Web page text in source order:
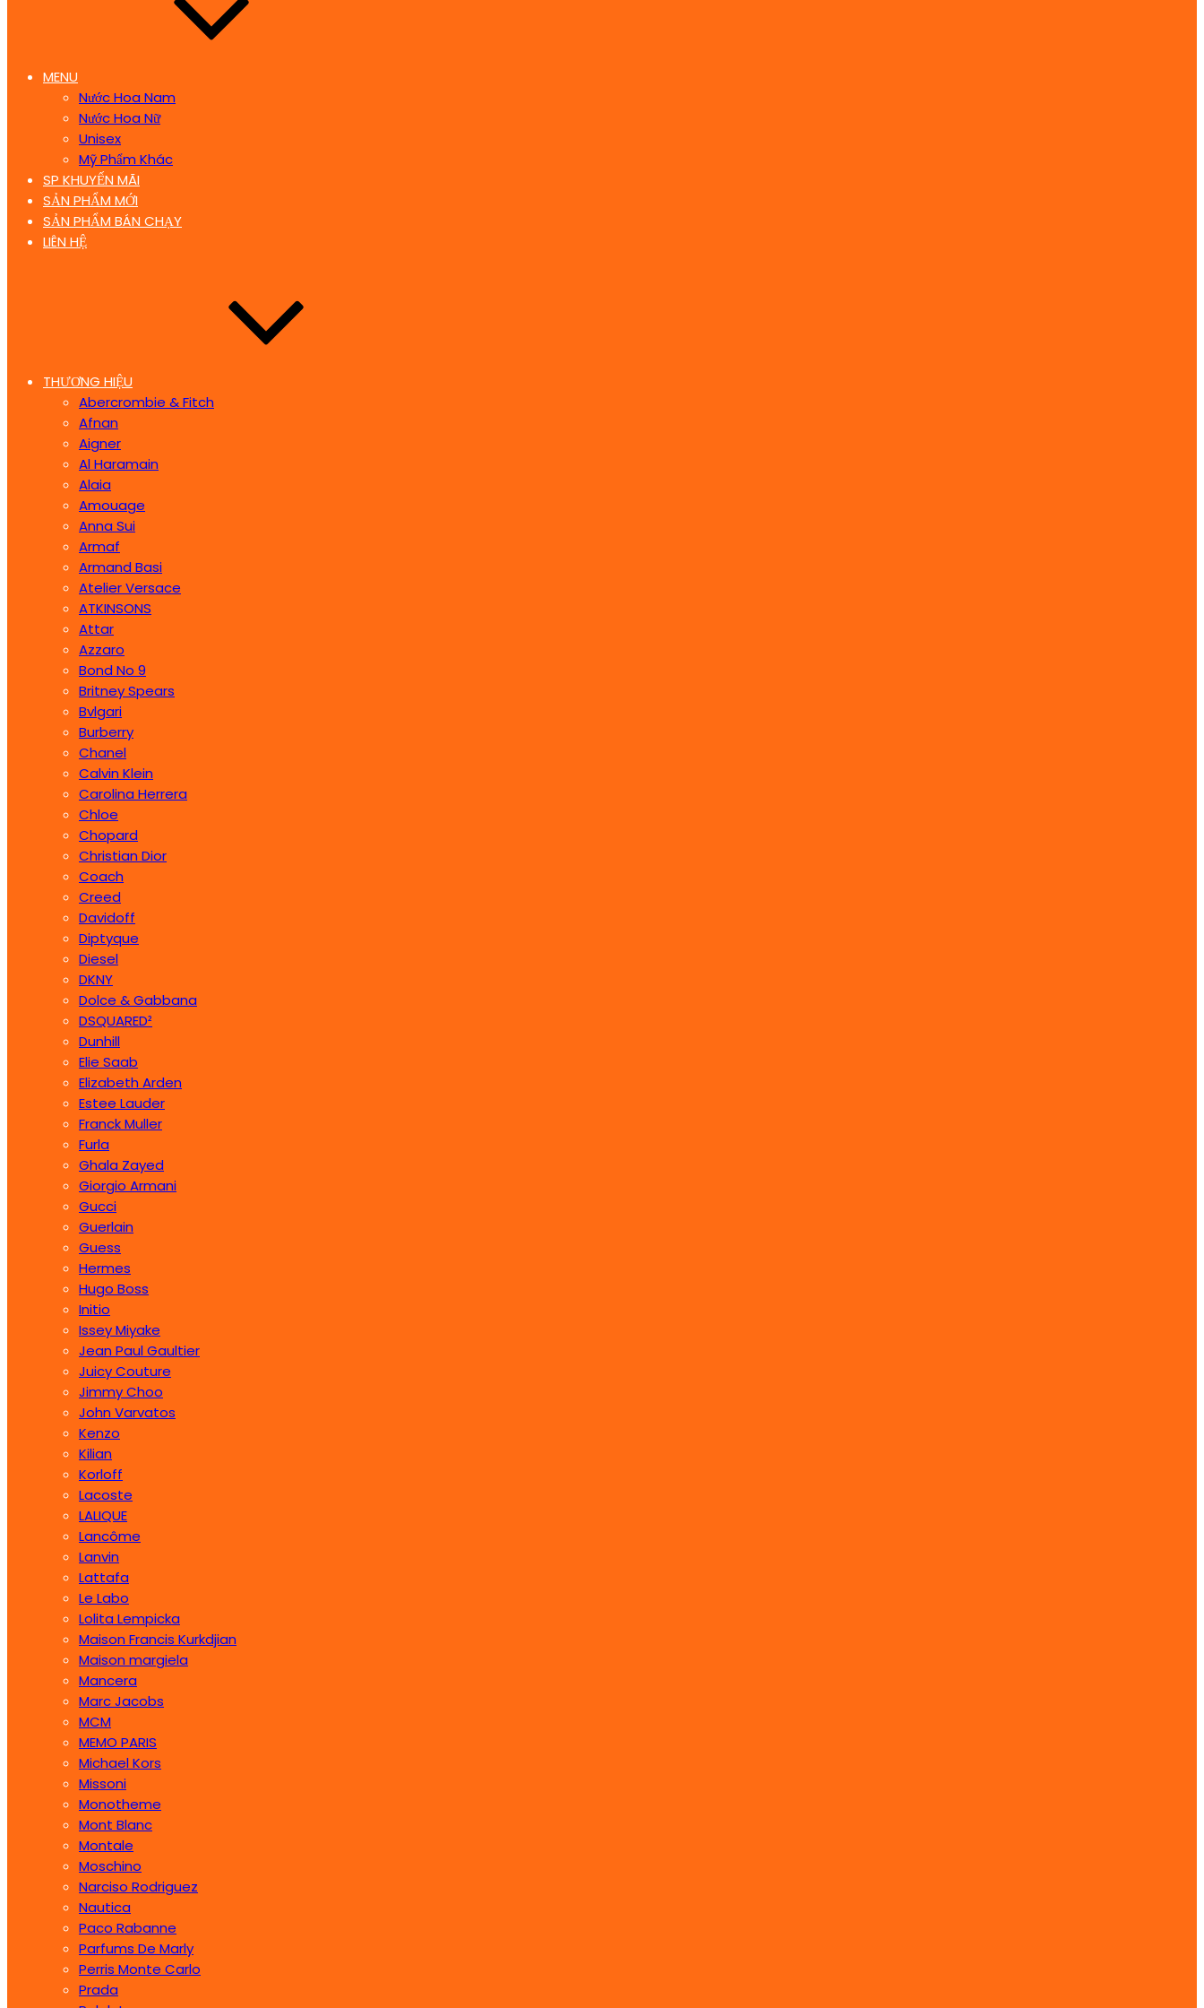
MENU
Nước Hoa Nam
Nước Hoa Nữ
Unisex
Mỹ Phẩm Khác
SP KHUYẾN MÃI
SẢN PHẨM MỚI
SẢN PHẨM BÁN CHẠY
LIÊN HỆ
THƯƠNG HIỆU
Abercrombie & Fitch
Afnan
Aigner
Al Haramain
Alaia
Amouage
Anna Sui
Armaf
Armand Basi
Atelier Versace
ATKINSONS
Attar
Azzaro
Bond No 9
Britney Spears
Bvlgari
Burberry
Chanel
Calvin Klein
Carolina Herrera
Chloe
Chopard
Christian Dior
Coach
Creed
Davidoff
Diptyque
Diesel
DKNY
Dolce & Gabbana
DSQUARED²
Dunhill
Elie Saab
Elizabeth Arden
Estee Lauder
Franck Muller
Furla
Ghala Zayed
Giorgio Armani
Gucci
Guerlain
Guess
Hermes
Hugo Boss
Initio
Issey Miyake
Jean Paul Gaultier
Juicy Couture
Jimmy Choo
John Varvatos
Kenzo
Kilian
Korloff
Lacoste
LALIQUE
Lancôme
Lanvin
Lattafa
Le Labo
Lolita Lempicka
Maison Francis Kurkdjian
Maison margiela
Mancera
Marc Jacobs
MCM
MEMO PARIS
Michael Kors
Missoni
Monotheme
Mont Blanc
Montale
Moschino
Narciso Rodriguez
Nautica
Paco Rabanne
Parfums De Marly
Perris Monte Carlo
Prada